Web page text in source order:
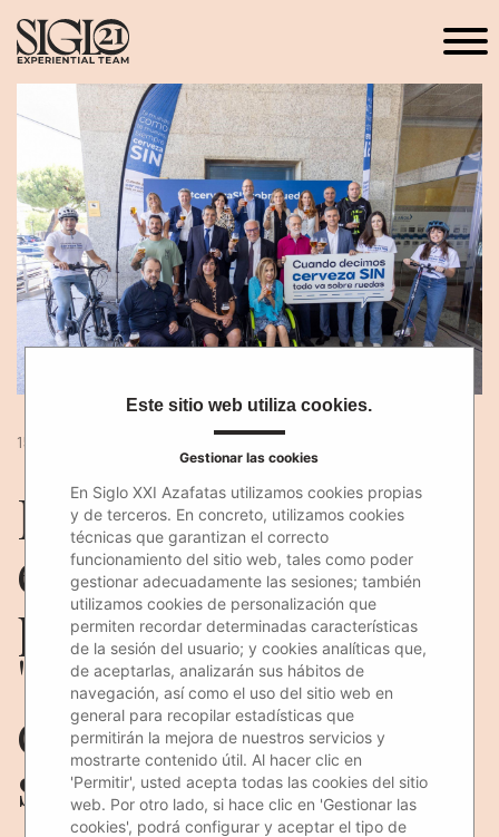
15 Jul 2024
Nos convertimos en
expertos al volante
para la campaña
"Cuando decimos
cerveza SIN, todo va
sobre ruedas"
Este sitio web utiliza cookies.
Gestionar las cookies
En Siglo XXI Azafatas utilizamos cookies propias
y de terceros. En concreto, utilizamos cookies
técnicas que garantizan el correcto
funcionamiento del sitio web, tales como poder
gestionar adecuadamente las sesiones; también
utilizamos cookies de personalización que
permiten recordar determinadas características
de la sesión del usuario; y cookies analíticas que,
de aceptarlas, analizarán sus hábitos de
navegación, así como el uso del sitio web en
general para recopilar estadísticas que
permitirán la mejora de nuestros servicios y
mostrarte contenido útil. Al hacer clic en
'Permitir', usted acepta todas las cookies del sitio
web. Por otro lado, si hace clic en 'Gestionar las
cookies', podrá configurar y aceptar el tipo de